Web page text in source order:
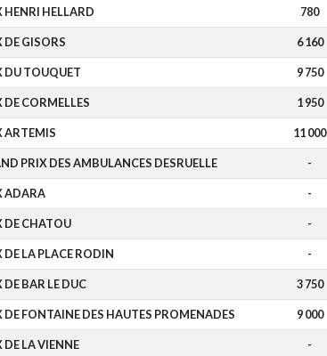
HENRI HELLARD 780
DE GISORS 6 160
DU TOUQUET 9 750
DE CORMELLES 1 950
ARTEMIS 11 000
PRIX DES AMBULANCES DESRUELLE -
ADARA -
DE CHATOU -
DE LA PLACE RODIN -
DE BAR LE DUC 3 750
DE FONTAINE DES HAUTES PROMENADES 9 000
DE LA VIENNE -